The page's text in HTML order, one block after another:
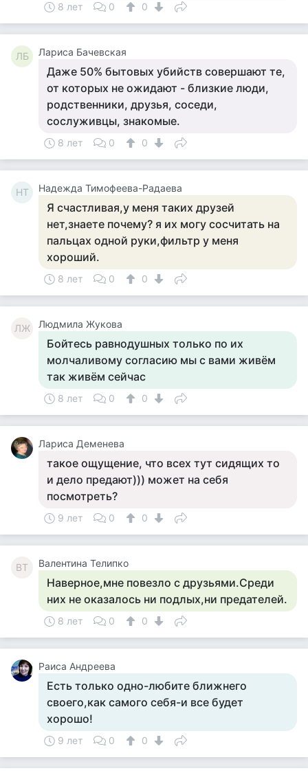
8 лет 0 0
ЛБ Лариса Бачевская
Даже 50% бытовых убийств совершают те,
от которых не ожидают - близкие люди,
родственники, друзья, соседи,
сослуживцы, знакомые.
8 лет 0 0
НТ Надежда Тимофеева-Радаева
Я счастливая,у меня таких друзей
нет,знаете почему? я их могу сосчитать на
пальцах одной руки,фильтр у меня
хороший.
8 лет 0 0
ЛЖ Людмила Жукова
Бойтесь равнодушных только по их
молчаливому согласию мы с вами живём
так живём сейчас
8 лет 0 0
Лариса Деменева
такое ощущение, что всех тут сидящих то
и дело предают))) может на себя
посмотреть?
9 лет 0 0
ВТ Валентина Телипко
Наверное,мне повезло с друзьями.Среди
них не оказалось ни подлых,ни предателей.
8 лет 0 0
Раиса Андреева
Есть только одно-любите ближнего
своего,как самого себя-и все будет
хорошо!
9 лет 0 0